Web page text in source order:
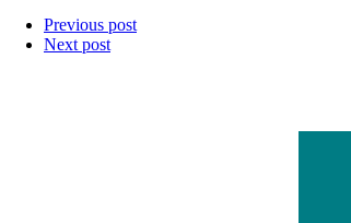
Previous post
Next post